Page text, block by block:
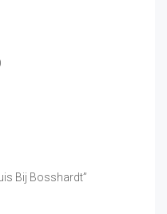
Bij Bosshardt”